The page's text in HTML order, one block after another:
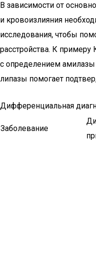
В зависимости от
и кровоизлияния
исследования, чтобы
расстройства. К
с определением
липазы помогает
Дифференциальная
Заболевание